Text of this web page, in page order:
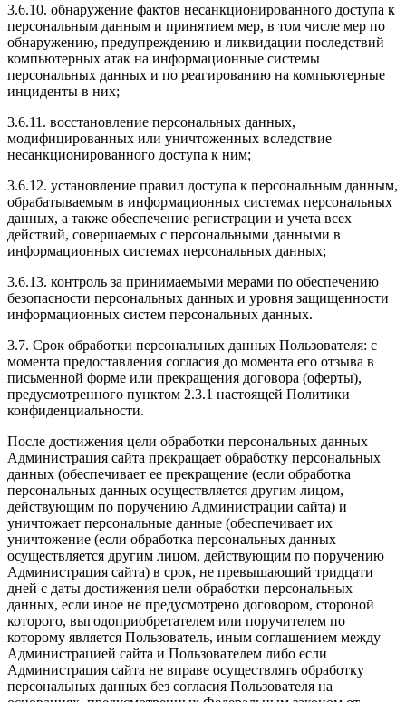
3.6.10. обнаружение фактов несанкционированного доступа к
персональным данным и принятием мер, в том числе мер по
обнаружению, предупреждению и ликвидации последствий
компьютерных атак на информационные системы
персональных данных и по реагированию на компьютерные
инциденты в них;
3.6.11. восстановление персональных данных,
модифицированных или уничтоженных вследствие
несанкционированного доступа к ним;
3.6.12. установление правил доступа к персональным данным,
обрабатываемым в информационных системах персональных
данных, а также обеспечение регистрации и учета всех
действий, совершаемых с персональными данными в
информационных системах персональных данных;
3.6.13. контроль за принимаемыми мерами по обеспечению
безопасности персональных данных и уровня защищенности
информационных систем персональных данных.
3.7. Срок обработки персональных данных Пользователя: с
момента предоставления согласия до момента его отзыва в
письменной форме или прекращения договора (оферты),
предусмотренного пунктом 2.3.1 настоящей Политики
конфиденциальности.
После достижения цели обработки персональных данных
Администрация сайта прекращает обработку персональных
данных (обеспечивает ее прекращение (если обработка
персональных данных осуществляется другим лицом,
действующим по поручению Администрации сайта) и
уничтожает персональные данные (обеспечивает их
уничтожение (если обработка персональных данных
осуществляется другим лицом, действующим по поручению
Администрация сайта) в срок, не превышающий тридцати
дней с даты достижения цели обработки персональных
данных, если иное не предусмотрено договором, стороной
которого, выгодоприобретателем или поручителем по
которому является Пользователь, иным соглашением между
Администрацией сайта и Пользователем либо если
Администрация сайта не вправе осуществлять обработку
персональных данных без согласия Пользователя на